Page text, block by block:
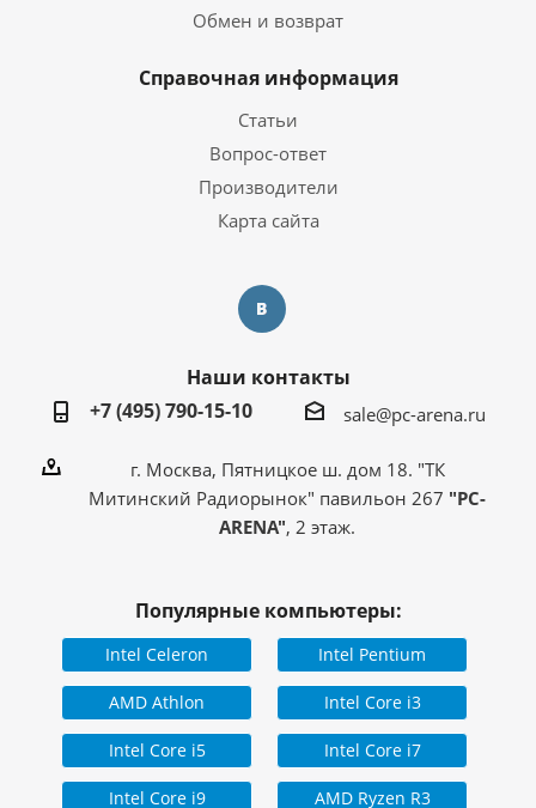
Обмен и возврат
Справочная информация
Статьи
Вопрос-ответ
Производители
Карта сайта
Наши контакты
+7 (495) 790-15-10
sale@pc-arena.ru
г. Москва, Пятницкое ш. дом 18. "ТК
Митинский Радиорынок" павильон 267 "PC-
ARENA", 2 этаж.
Популярные компьютеры:
Intel Celeron Intel Pentium
AMD Athlon Intel Core i3
Intel Core i5 Intel Core i7
Intel Core i9 AMD Ryzen R3